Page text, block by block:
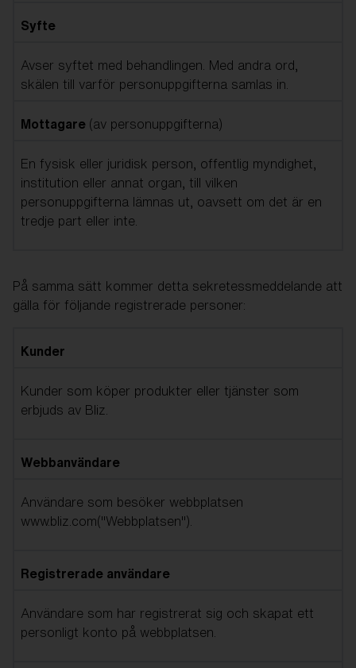
Syfte
Avser syftet med behandlingen. Med andra ord,
skälen till varför personuppgifterna samlas in.
Mottagare (av personuppgifterna)
En fysisk eller juridisk person, offentlig myndighet,
institution eller annat organ, till vilken
personuppgifterna lämnas ut, oavsett om det är en
tredje part eller inte.
På samma sätt kommer detta sekretessmeddelande att
gälla för följande registrerade personer:
Kunder
Kunder som köper produkter eller tjänster som
erbjuds av Bliz.
Webbanvändare
Användare som besöker webbplatsen
www.bliz.com("Webbplatsen").
Registrerade användare
Användare som har registrerat sig och skapat ett
personligt konto på webbplatsen.